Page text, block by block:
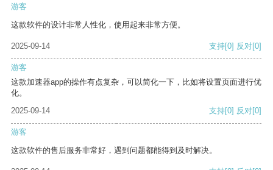
游客
这款软件的设计非常人性化，使用起来非常方便。
2025-09-14 支持[0] 反对[0]
游客
这款加速器app的操作有点复杂，可以简化一下，比如将设置页面进行优
化。
2025-09-14
支持[0] 反对[0]
游客
这款软件的售后服务非常好，遇到问题都能得到及时解决。